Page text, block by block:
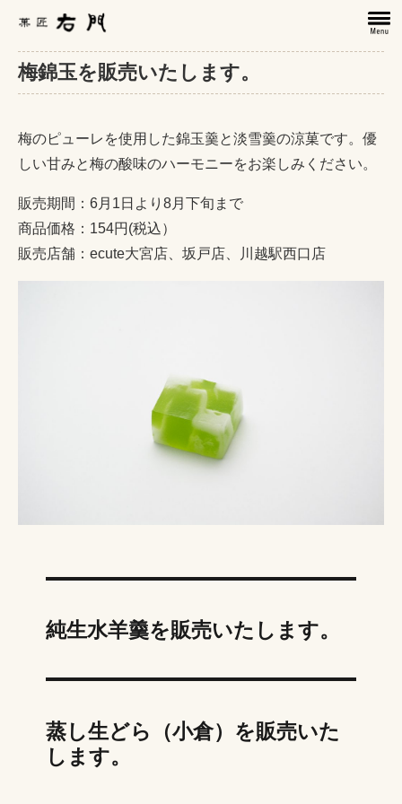
梅錦玉を販売いたします。
梅のピューレを使用した錦玉羹と淡雪羹の涼菓です。優
しい甘みと梅の酸味のハーモニーをお楽しみください。
販売期間：6月1日より8月下旬まで
商品価格：154円(税込）
販売店舗：ecute大宮店、坂戸店、川越駅西口店
純生水羊羹を販売いたします。
蒸し生どら（小倉）を販売いた
します。